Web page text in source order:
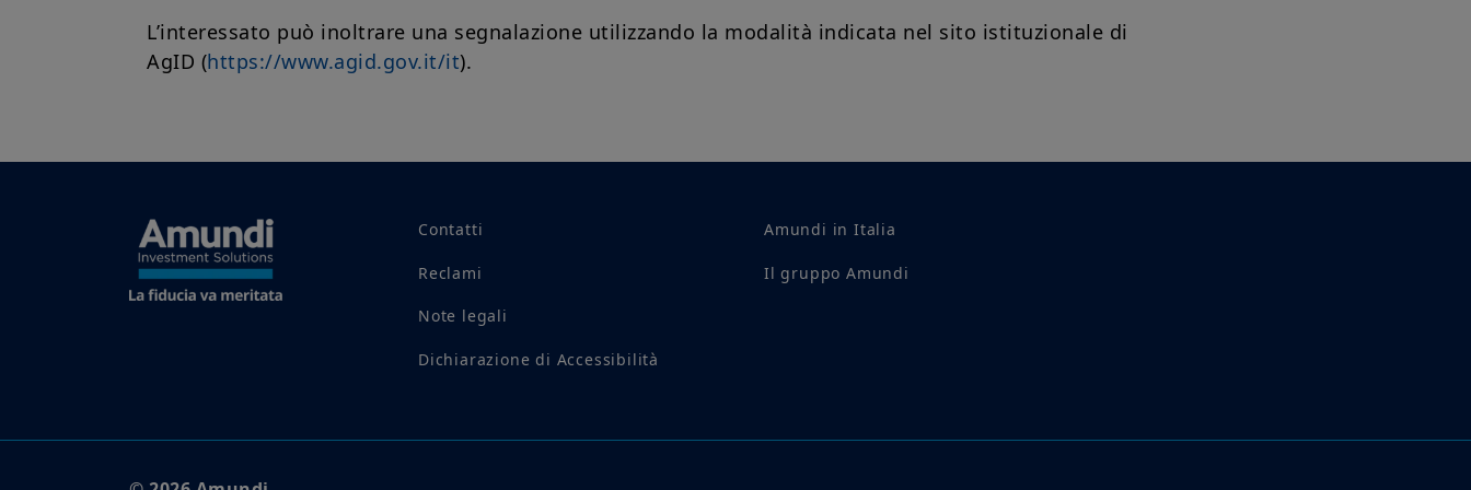
L’interessato può inoltrare una segnalazione utilizzando la modalità indicata nel sito istituzionale di
AgID (https://www.agid.gov.it/it).
Contatti
Reclami
Note legali
Dichiarazione di Accessibilità
Amundi in Italia
Il gruppo Amundi